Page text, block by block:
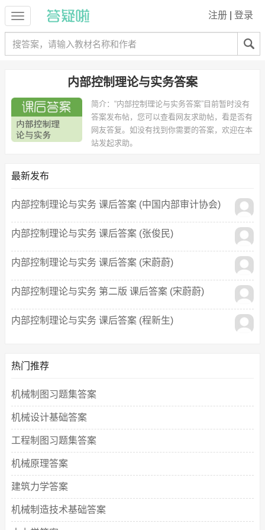
注册 登录
内部控制理论与实务答案
简介： “内部控制理论与实务答案”目前暂时没有
答案发布帖，您可以查看网友求助帖，看是否有
网友答复。如没有找到你需要的答案，欢迎在本
站发起求助。
最新发布
内部控制理论与实务 课后答案 (中国内部审计协会)
内部控制理论与实务 课后答案 (张俊民)
内部控制理论与实务 课后答案 (宋蔚蔚)
内部控制理论与实务 第二版 课后答案 (宋蔚蔚)
内部控制理论与实务 课后答案 (程新生)
热门推荐
机械制图习题集答案
机械设计基础答案
工程制图习题集答案
机械原理答案
建筑力学答案
机械制造技术基础答案